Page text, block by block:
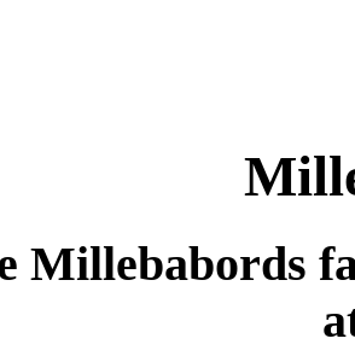
Millebabords